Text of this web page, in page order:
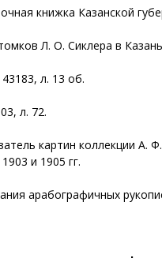
книжка Казанской
Л. О. Сиклера в
л. 13 об.
л. 72.
картин коллекции А.
и 1905 гг.
арабографичных